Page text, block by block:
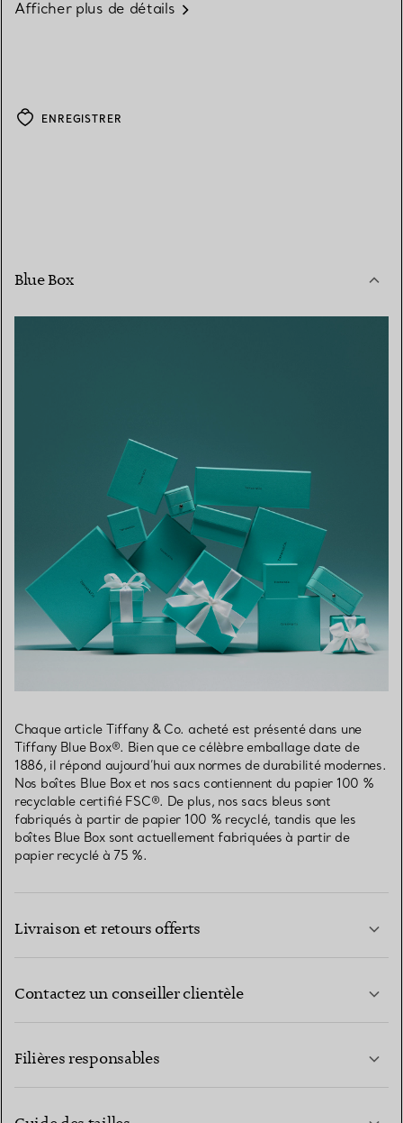
Afficher plus de détails
ENREGISTRER
Blue Box
Chaque article Tiffany & Co. acheté est présenté dans une
Tiffany Blue Box®. Bien que ce célèbre emballage date de
1886, il répond aujourd’hui aux normes de durabilité modernes.
Nos boîtes Blue Box et nos sacs contiennent du papier 100 %
recyclable certifié FSC®. De plus, nos sacs bleus sont
fabriqués à partir de papier 100 % recyclé, tandis que les
boîtes Blue Box sont actuellement fabriquées à partir de
papier recyclé à 75 %.
Livraison et retours offerts
Contactez un conseiller clientèle
Filières responsables